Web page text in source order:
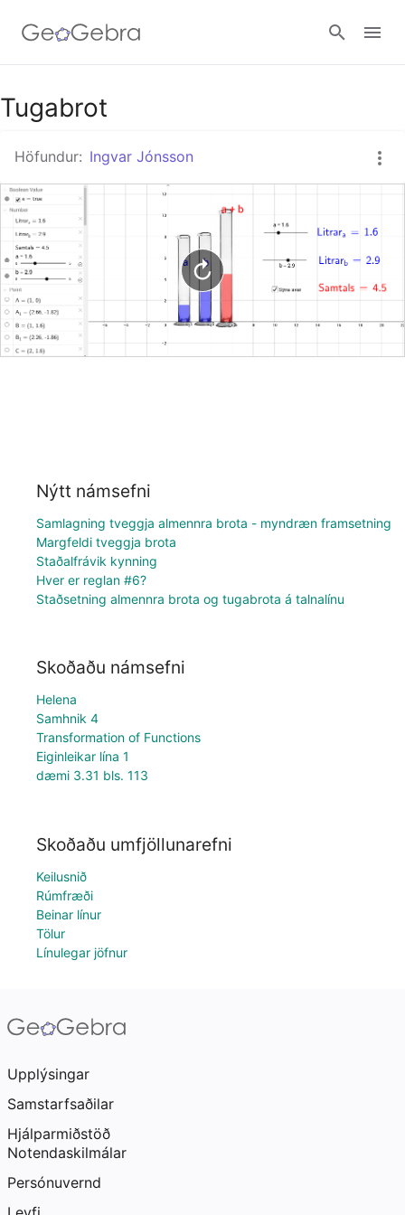
Google Classroom
GeoGebra Kennslustofan
Innskráning
Tugabrot
Höfundur: Ingvar Jónsson
Nýtt námsefni
Samlagning tveggja almennra brota - myndræn framsetning
Margfeldi tveggja brota
Staðalfrávik kynning
Hver er reglan #6?
Staðsetning almennra brota og tugabrota á talnalínu
Skoðaðu námsefni
Helena
Samhnik 4
Transformation of Functions
Eiginleikar lína 1
dæmi 3.31 bls. 113
Skoðaðu umfjöllunarefni
Keilusnið
Rúmfræði
Beinar línur
Tölur
Línulegar jöfnur
Upplýsingar
Samstarfsaðilar
Hjálparmiðstöð
Notendaskilmálar
Persónuvernd